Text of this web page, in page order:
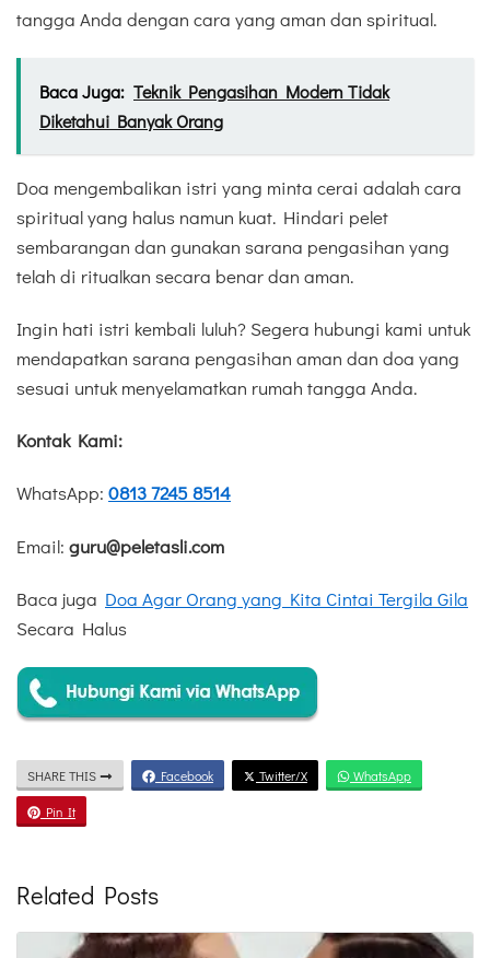
tangga Anda dengan cara yang aman dan spiritual.
Baca Juga: Teknik Pengasihan Modern Tidak
Diketahui Banyak Orang
Doa mengembalikan istri yang minta cerai adalah cara
spiritual yang halus namun kuat. Hindari pelet
sembarangan dan gunakan sarana pengasihan yang
telah di ritualkan secara benar dan aman.
Ingin hati istri kembali luluh? Segera hubungi kami untuk
mendapatkan sarana pengasihan aman dan doa yang
sesuai untuk menyelamatkan rumah tangga Anda.
Kontak Kami:
WhatsApp: 0813 7245 8514
Email: guru@peletasli.com
Baca juga Doa Agar Orang yang Kita Cintai Tergila Gila
Secara Halus
SHARE THIS Facebook Twitter/X WhatsApp
Pin It
Related Posts